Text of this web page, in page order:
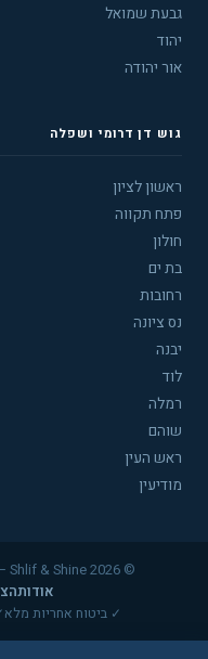
גבעת שמואל
יהוד
אור יהודה
גוש דן דרומי ושפלה
ראשון לציון
פתח תקווה
חולון
בת ים
רחובות
נס ציונה
יבנה
לוד
רמלה
שוהם
ראש העין
מודיעין
© 2026 Shlif & Shine — שליף אנד שיין. כל הזכויות שמורות.
אודות
✓ ביטוח אחריות מלא